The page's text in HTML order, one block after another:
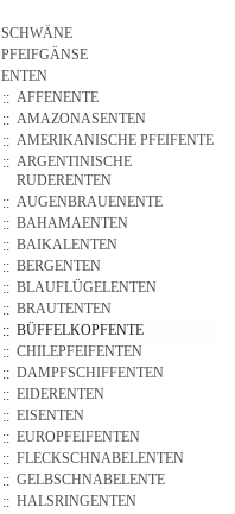
SCHWÄNE
PFEIFGÄNSE
ENTEN
AFFENENTE
AMAZONASENTEN
AMERIKANISCHE PFEIFENTE
ARGENTINISCHE
RUDERENTEN
AUGENBRAUENENTE
BAHAMAENTEN
BAIKALENTEN
BERGENTEN
BLAUFLÜGELENTEN
BRAUTENTEN
BÜFFELKOPFENTE
CHILEPFEIFENTEN
DAMPFSCHIFFENTEN
EIDERENTEN
EISENTEN
EUROPFEIFENTEN
FLECKSCHNABELENTEN
GELBSCHNABELENTE
HALSRINGENTEN